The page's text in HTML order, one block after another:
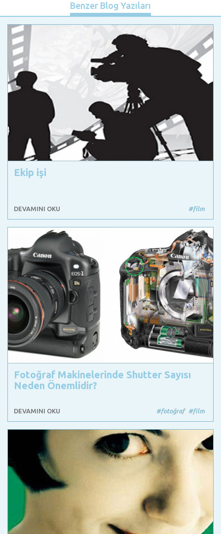
Benzer Blog Yazıları
Ekip işi
DEVAMINI OKU #film
Fotoğraf Makinelerinde Shutter Sayısı
Neden Önemlidir?
DEVAMINI OKU #fotoğraf #film